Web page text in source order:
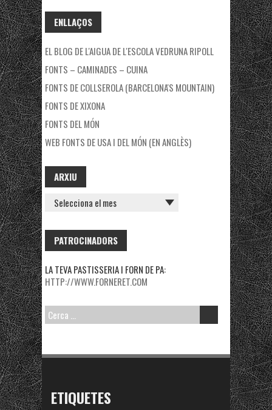
ENLLAÇOS
EL BLOG DE L'AIGUA DE L'ESCOLA VEDRUNA RIPOLL
FONTS – CAMINADES – CUINA
FONTS DE COLLSEROLA (BARCELONA'S MOUNTAIN)
FONTS DE XIXONA
FONTS DEL MÓN
WEB FONTS DE USA I DEL MÓN (EN ANGLÈS)
ARXIU
ARXIU
PATROCINADORS
LA TEVA PASTISSERIA I FORN DE PA:
HTTP://WWW.FORNERET.COM
CERCA:
ETIQUETES